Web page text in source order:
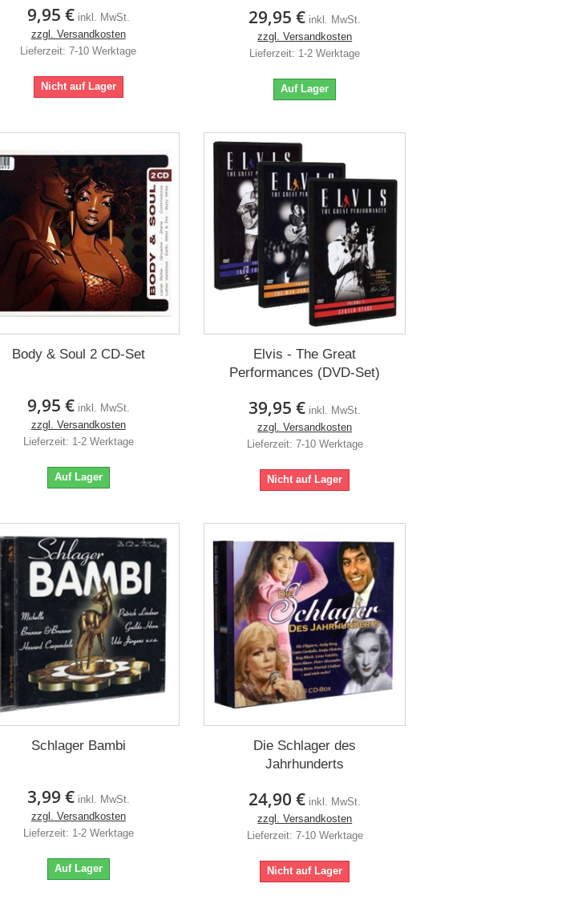
9,95 € inkl. MwSt.
zzgl. Versandkosten
Lieferzeit: 7-10 Werktage
Nicht auf Lager
29,95 € inkl. MwSt.
zzgl. Versandkosten
Lieferzeit: 1-2 Werktage
Auf Lager
Body & Soul 2 CD-Set
9,95 € inkl. MwSt.
zzgl. Versandkosten
Lieferzeit: 1-2 Werktage
Auf Lager
Elvis - The Great
Performances (DVD-Set)
39,95 € inkl. MwSt.
zzgl. Versandkosten
Lieferzeit: 7-10 Werktage
Nicht auf Lager
Schlager Bambi
3,99 € inkl. MwSt.
zzgl. Versandkosten
Lieferzeit: 1-2 Werktage
Auf Lager
Die Schlager des
Jahrhunderts
24,90 € inkl. MwSt.
zzgl. Versandkosten
Lieferzeit: 7-10 Werktage
Nicht auf Lager